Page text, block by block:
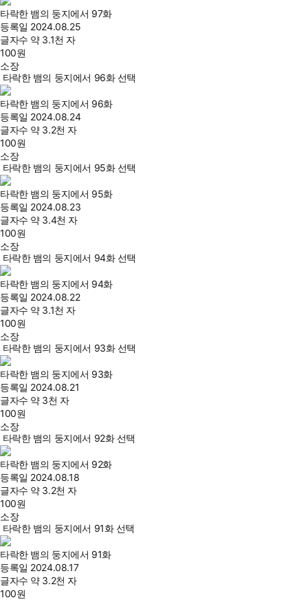
타락한 뱀의 둥지에서 97화
등록일 2024.08.25
글자수 약 3.1천 자
100원
소장
타락한 뱀의 둥지에서 96화 선택
타락한 뱀의 둥지에서 96화
등록일 2024.08.24
글자수 약 3.2천 자
100원
소장
타락한 뱀의 둥지에서 95화 선택
타락한 뱀의 둥지에서 95화
등록일 2024.08.23
글자수 약 3.4천 자
100원
소장
타락한 뱀의 둥지에서 94화 선택
타락한 뱀의 둥지에서 94화
등록일 2024.08.22
글자수 약 3.1천 자
100원
소장
타락한 뱀의 둥지에서 93화 선택
타락한 뱀의 둥지에서 93화
등록일 2024.08.21
글자수 약 3천 자
100원
소장
타락한 뱀의 둥지에서 92화 선택
타락한 뱀의 둥지에서 92화
등록일 2024.08.18
글자수 약 3.2천 자
100원
소장
타락한 뱀의 둥지에서 91화 선택
타락한 뱀의 둥지에서 91화
등록일 2024.08.17
글자수 약 3.2천 자
100원